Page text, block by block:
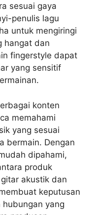
sesuai gaya
penulis lagu
untuk mengiringi
hangat dan
fingerstyle dapat
yang sensitif
konten
memahami
yang sesuai
bermain. Dengan
dipahami,
produk
akustik dan
keputusan
yang